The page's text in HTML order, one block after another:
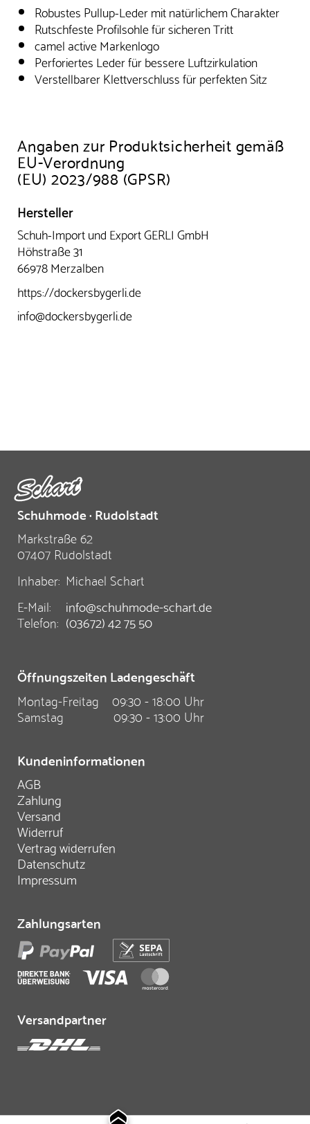
Robustes Pullup-Leder mit natürlichem Charakter
Rutschfeste Profilsohle für sicheren Tritt
camel active Markenlogo
Perforiertes Leder für bessere Luftzirkulation
Verstellbarer Klettverschluss für perfekten Sitz
Angaben zur Produktsicherheit gemäß
EU-Verordnung
(EU) 2023/988 (GPSR)
Hersteller
Schuh-Import und Export GERLI GmbH
Höhstraße 31
66978 Merzalben
https://dockersbygerli.de
info@dockersbygerli.de
Schuhmode · Rudolstadt
Markstraße 62
07407 Rudolstadt
Inhaber: Michael Schart
E-Mail:
info@schuhmode-schart.de
Telefon: (03672) 42 75 50
Öffnungszeiten Ladengeschäft
Montag-Freitag
09:30 - 18:00 Uhr
Samstag
09:30 - 13:00 Uhr
Kundeninformationen
AGB
Zahlung
Versand
Widerruf
Vertrag widerrufen
Datenschutz
Impressum
Zahlungsarten
Versandpartner